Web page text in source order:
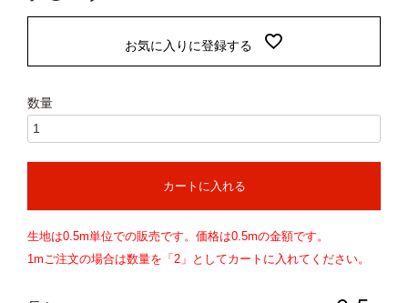
お気に入りに登録する
カートに入れる
生地は0.5m単位での販売です。価格は0.5mの金額です。
1mご注文の場合は数量を「2」としてカートに入れてください。